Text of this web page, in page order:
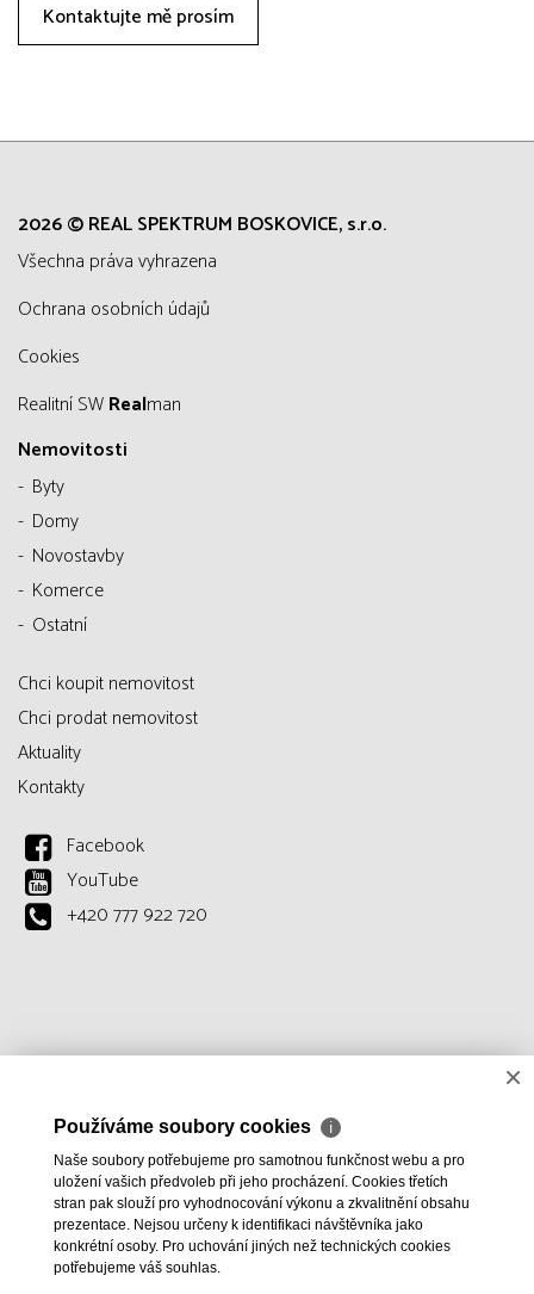
Kontaktujte mě prosím
2026 © REAL SPEKTRUM BOSKOVICE, s.r.o.
všechna práva vyhrazena
Ochrana osobních údajů
Cookies
Realitní SWRealman
Nemovitosti
Byty
Domy
Novostavby
Komerce
Ostatní
Chci koupit nemovitost
Chci prodat nemovitost
Aktuality
Kontakty
Facebook
YouTube
+420 777 922 720
×
Používáme soubory cookies ℹ
Naše soubory potřebujeme pro samotnou funkčnost webu a pro
uložení vašich předvoleb při jeho procházení. Cookies třetích
stran pak slouží pro vyhodnocování výkonu a zkvalitnění obsahu
prezentace. Nejsou určeny k identifikaci návštěvníka jako
konkrétní osoby. Pro uchování jiných než technických cookies
potřebujeme váš souhlas.